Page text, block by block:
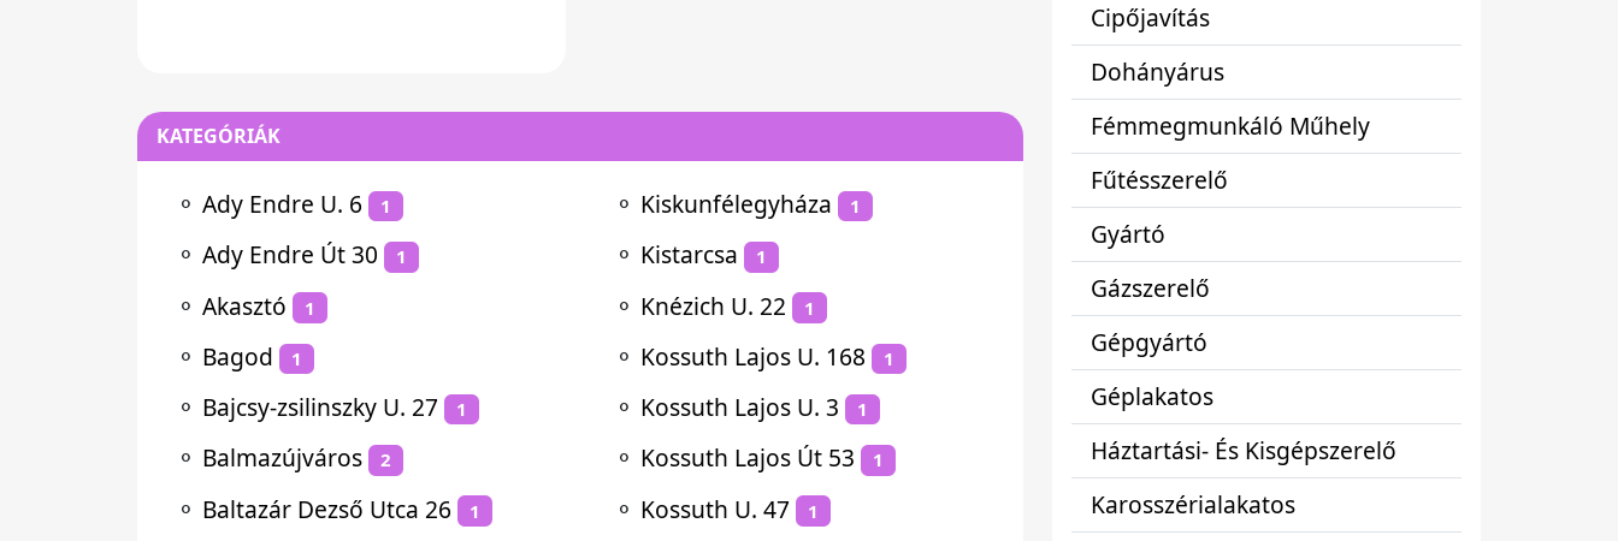
KATEGÓRIÁK
⚬ Ady Endre U. 6 1
⚬ Ady Endre Út 30 1
⚬ Akasztó 1
⚬ Bagod 1
⚬ Bajcsy-zsilinszky U. 27 1
⚬ Balmazújváros 2
⚬ Baltazár Dezső Utca 26 1
⚬ Kiskunfélegyháza 1
⚬ Kistarcsa 1
⚬ Knézich U. 22 1
⚬ Kossuth Lajos U. 168 1
⚬ Kossuth Lajos U. 3 1
⚬ Kossuth Lajos Út 53 1
⚬ Kossuth U. 47 1
Cipőjavítás
Dohányárus
Fémmegmunkáló Műhely
Fűtésszerelő
Gyártó
Gázszerelő
Gépgyártó
Géplakatos
Háztartási- És Kisgépszerelő
Karosszérialakatos